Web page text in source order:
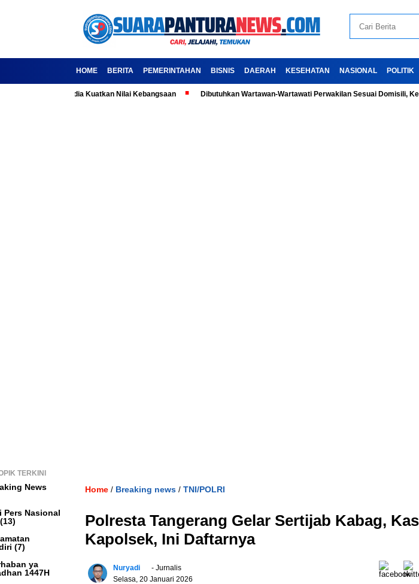
HOME BERITA PEMERINTAHAN BISNIS DAERAH KESEHATAN NASIONAL POLITIK
Ajak Media Kuatkan Nilai Kebangsaan Dibutuhkan Wartawan-Wartawati Perwakilan Sesuai Domisili,
TERKINI
News
Pers Nasional
(7)
ya
1447H
Home / Breaking news / TNI/POLRI
Polresta Tangerang Gelar Sertijab Kabag,
Kapolsek, Ini Daftarnya
Nuryadi
- Jurnalis
Selasa, 20 Januari 2026